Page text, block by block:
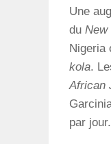
Une
du New
Nigeria
kola.
African
par jour.